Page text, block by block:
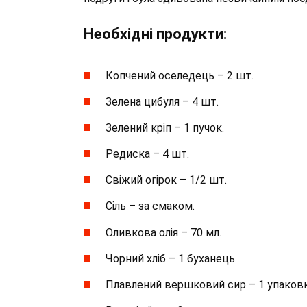
Необхідні продукти:
Копчений оселедець – 2 шт.
Зелена цибуля – 4 шт.
Зелений кріп – 1 пучок.
Редиска – 4 шт.
Свіжий огірок – 1/2 шт.
Сіль – за смаком.
Оливкова олія – 70 мл.
Чорний хліб – 1 буханець.
Плавлений вершковий сир – 1